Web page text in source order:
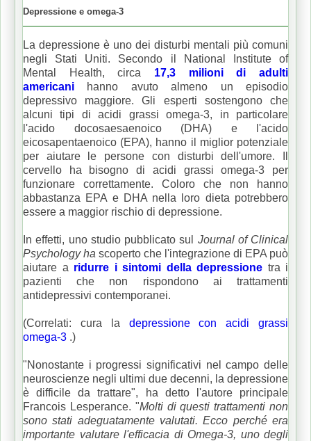
Depressione e omega-3
La depressione è uno dei disturbi mentali più comuni
negli Stati Uniti. Secondo il National Institute of
Mental Health, circa 17,3 milioni di adulti
americani hanno avuto almeno un episodio
depressivo maggiore.Gli esperti sostengono che
alcuni tipi di acidi grassi omega-3, in particolare
l'acido docosaesaenoico (DHA) e l'acido
eicosapentaenoico (EPA), hanno il miglior potenziale
per aiutare le persone con disturbi dell'umore.
cervello ha bisogno di acidi grassi omega-3 per
funzionare correttamente. Coloro che non hanno
abbastanza EPA e DHA nella loro dieta potrebbero
essere a maggior rischio di depressione.
In effetti, uno studio pubblicato sul Journal of Clinical
Psychology ha scoperto che l'integrazione di EPA può
aiutare a ridurre i sintomi della depressione tra i
pazienti che non rispondono ai trattamenti
antidepressivi contemporanei.
(Correlati: cura la depressione con acidi grassi
omega-3 .)
"Nonostante i progressi significativi nel campo delle
neuroscienze negli ultimi due decenni, la depressione
è difficile da trattare", ha detto l'autore principale
Francois Lesperance. "Molti di questi trattamenti non
sono stati adeguatamente valutati.Ecco perché era
importante valutare l'efficacia di Omega-3, uno degli